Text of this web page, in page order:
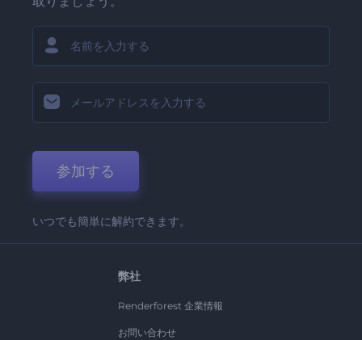
参加する
いつでも簡単に解約できます。
弊社
Renderforest 企業情報
お問い合わせ